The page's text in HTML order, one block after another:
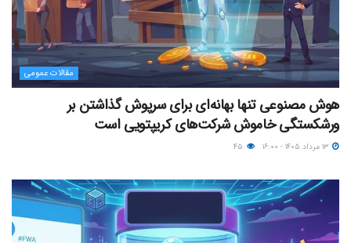
مقالات عمومی
هوش مصنوعی تنها بهانه‌ای برای سرپوش گذاشتن بر
ورشکستگی خاموش شرکت‌های کریپتویی است